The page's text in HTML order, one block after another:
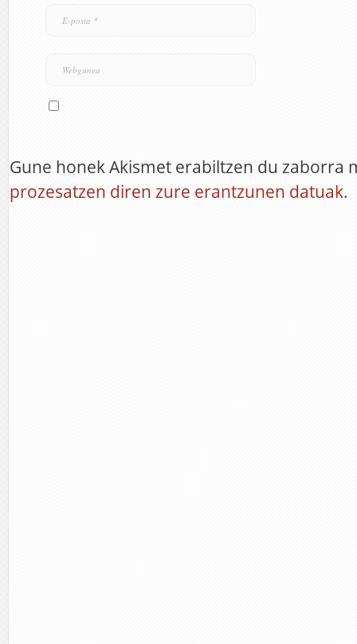
Gune honek Akismet erabiltzen du zaborra
prozesatzen diren zure erantzunen datuak.